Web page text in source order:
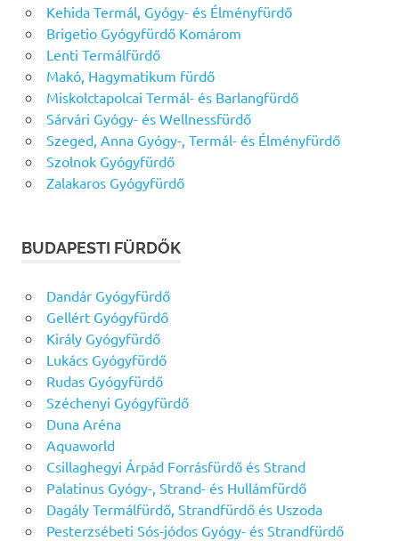
Kehida Termál, Gyógy- és Élményfürdő
Brigetio Gyógyfürdő Komárom
Lenti Termálfürdő
Makó, Hagymatikum fürdő
Miskolctapolcai Termál- és Barlangfürdő
Sárvári Gyógy- és Wellnessfürdő
Szeged, Anna Gyógy-, Termál- és Élményfürdő
Szolnok Gyógyfürdő
Zalakaros Gyógyfürdő
BUDAPESTI FÜRDŐK
Dandár Gyógyfürdő
Gellért Gyógyfürdő
Király Gyógyfürdő
Lukács Gyógyfürdő
Rudas Gyógyfürdő
Széchenyi Gyógyfürdő
Duna Aréna
Aquaworld
Csillaghegyi Árpád Forrásfürdő és Strand
Palatinus Gyógy-, Strand- és Hullámfürdő
Dagály Termálfürdő, Strandfürdő és Uszoda
Pesterzsébeti Sós-jódos Gyógy- és Strandfürdő